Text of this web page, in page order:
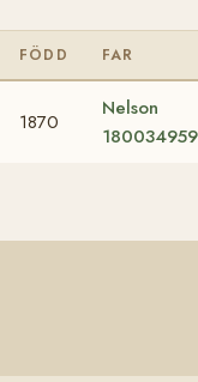
FÖDD FAR
1870
Nelson
180034959